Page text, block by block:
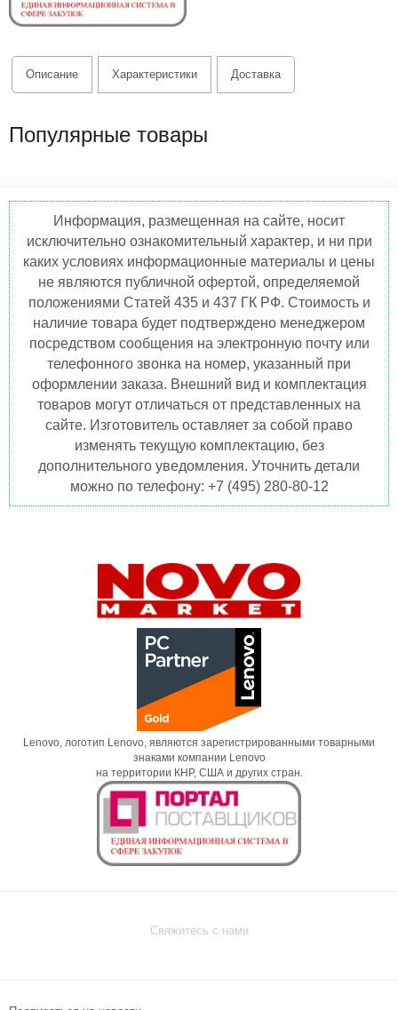
Описание Характеристики Доставка
Популярные товары
Информация, размещенная на сайте, носит
исключительно ознакомительный характер, и ни при
каких условиях информационные материалы и цены
не являются публичной офертой, определяемой
положениями Статей 435 и 437 ГК РФ. Стоимость и
наличие товара будет подтверждено менеджером
посредством сообщения на электронную почту или
телефонного звонка на номер, указанный при
оформлении заказа. Внешний вид и комплектация
товаров могут отличаться от представленных на
сайте. Изготовитель оставляет за собой право
изменять текущую комплектацию, без
дополнительного уведомления. Уточнить детали
можно по телефону: +7 (495) 280-80-12
Lenovo, логотип Lenovo, являются зарегистрированными товарными
знаками компании Lenovo
на территории КНР, США и других стран.
Свяжитесь с нами